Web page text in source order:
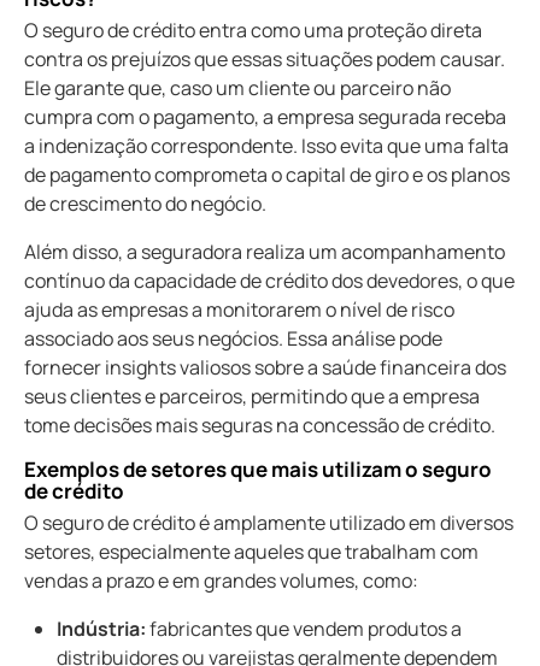
O seguro de crédito entra como uma proteção direta
contra os prejuízos que essas situações podem causar.
Ele garante que, caso um cliente ou parceiro não
cumpra com o pagamento, a empresa segurada receba
a indenização correspondente. Isso evita que uma falta
de pagamento comprometa o capital de giro e os planos
de crescimento do negócio.
Além disso, a seguradora realiza um acompanhamento
contínuo da capacidade de crédito dos devedores, o que
ajuda as empresas a monitorarem o nível de risco
associado aos seus negócios. Essa análise pode
fornecer insights valiosos sobre a saúde financeira dos
seus clientes e parceiros, permitindo que a empresa
tome decisões mais seguras na concessão de crédito.
exemplos de setores que mais utilizam o seguro
de crédito
O seguro de crédito é amplamente utilizado em diversos
setores, especialmente aqueles que trabalham com
vendas a prazo e em grandes volumes, como:
Indústria:fabricantes que vendem produtos a
distribuidores ou varejistas geralmente dependem